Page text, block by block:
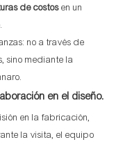
de costosen un
no a través de
sino mediante la
en el diseño.
en la fabricación,
la visita, el equipo